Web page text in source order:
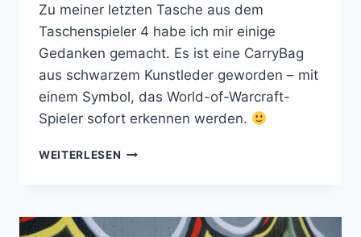
Zu meiner letzten Tasche aus dem
Taschenspieler 4 habe ich mir einige
Gedanken gemacht. Es ist eine CarryBag
aus schwarzem Kunstleder geworden – mit
einem Symbol, das World-of-Warcraft-
Spieler sofort erkennen werden.
WEITERLESEN CARRYBAG
WORLD